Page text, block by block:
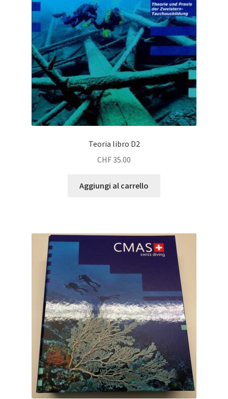
Teoria libro D2
CHF35.00
Aggiungi al carrello